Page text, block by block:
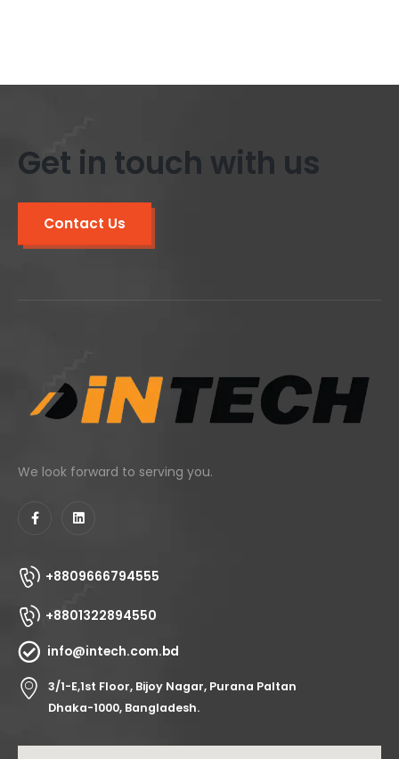
Get in touch with us
Contact Us
We look forward to serving you.
+8809666794555
+8801322894550
info@intech.com.bd
3/1-E,1st Floor, Bijoy Nagar, Purana Paltan
Dhaka-1000, Bangladesh.